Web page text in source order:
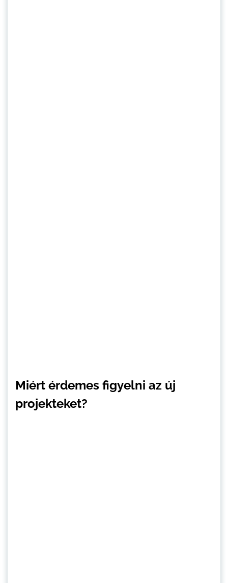
Miért érdemes figyelni az új
projekteket?